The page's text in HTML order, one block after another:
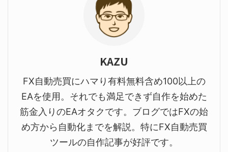
KAZU
FX自動売買にハマり有料無料含め100以上の
EAを使用。それでも満足できず自作を始めた
筋金入りのEAオタクです。ブログではFXの始
め方から自動化までを解説。特にFX自動売買
ツールの自作記事が好評です。